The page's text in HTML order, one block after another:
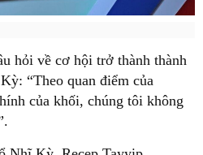
hỏi về cơ hội trở thành thành
“Theo quan điểm của
của khối, chúng tôi không